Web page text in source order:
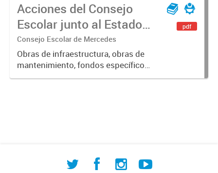
Acciones del Consejo
Escolar junto al Estado
Provincial y Nacional
Consejo Escolar de Mercedes
Obras de infraestructura, obras de
mantenimiento, fondos específicos,
Servicio Alimentario Escolar (SAE),
pdf